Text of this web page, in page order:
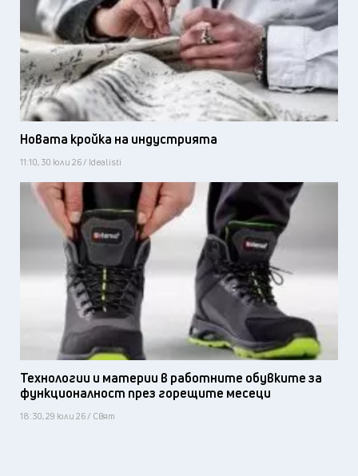
Новата кройка на индустрията
11:10, 30 юли 26 / Idealisti
Технологии и материи в работните обувките за
функционалност през горещите месеци
18:30, 29 юли 26 / Свят